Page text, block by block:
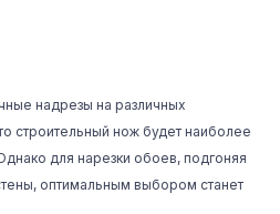
надрезы на различных
строительный нож будет наиболее
для нарезки обоев, подгоняя
оптимальным выбором станет